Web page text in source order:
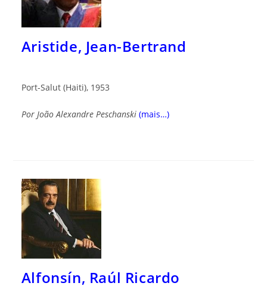
Aristide, Jean-Bertrand
Port-Salut (Haiti), 1953
Por João Alexandre Peschanski (mais…)
Alfonsín, Raúl Ricardo